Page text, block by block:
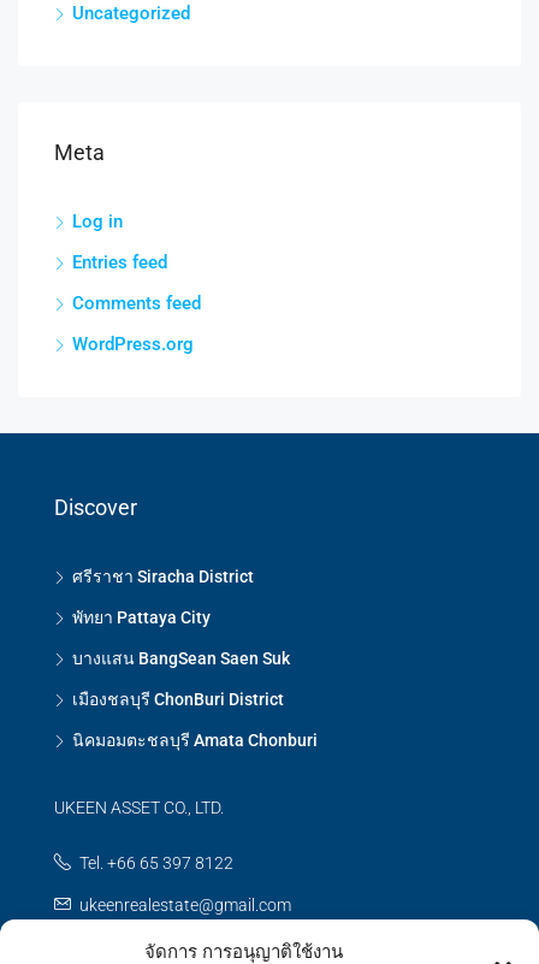
จัดการ การอนุญาติใช้งาน
Uncategorized
Meta
Log in
Entries feed
Comments feed
WordPress.org
Discover
ศรีราชา Siracha District
พัทยา Pattaya City
บางแสน BangSean Saen Suk
เมืองชลบุรี ChonBuri District
นิคมอมตะชลบุรี Amata Chonburi
UKEEN ASSET CO., LTD.
Tel. +66 65 397 8122
ukeenrealestate@gmail.com